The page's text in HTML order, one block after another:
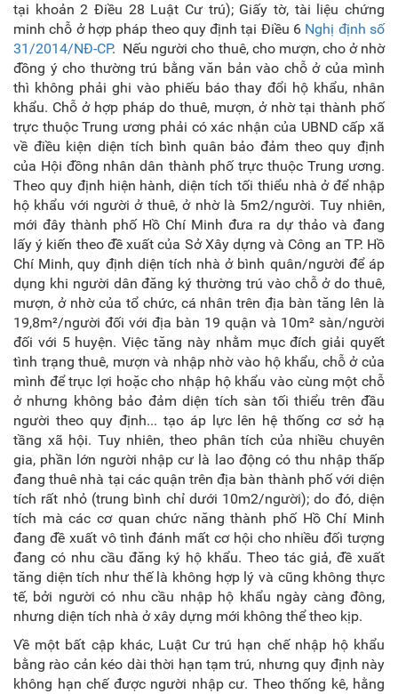
tại khoản 2 Điều 28 Luật Cư trú); Giấy tờ, tài liệu chứng
minh chỗ ở hợp pháp theo quy định tại Điều 6 Nghị định số
31/2014/NĐ-CP. Nếu người cho thuê, cho mượn, cho ở nhờ
đồng ý cho thường trú bằng văn bản vào chỗ ở của mình
thì không phải ghi vào phiếu báo thay đổi hộ khẩu, nhân
khẩu. Chỗ ở hợp pháp do thuê, mượn, ở nhờ tại thành phố
trực thuộc Trung ương phải có xác nhận của UBND cấp xã
về điều kiện diện tích bình quân bảo đảm theo quy định
của Hội đồng nhân dân thành phố trực thuộc Trung ương.
Theo quy định hiện hành, diện tích tối thiểu nhà ở để nhập
hộ khẩu với người ở thuê, ở nhờ là 5m2/người. Tuy nhiên,
mới đây thành phố Hồ Chí Minh đưa ra dự thảo và đang
lấy ý kiến theo đề xuất của Sở Xây dựng và Công an TP. Hồ
Chí Minh, quy định diện tích nhà ở bình quân/người để áp
dụng khi người dân đăng ký thường trú vào chỗ ở do thuê,
mượn, ở nhờ của tổ chức, cá nhân trên địa bàn tăng lên là
19,8m²/người đối với địa bàn 19 quận và 10m² sàn/người
đối với 5 huyện. Việc tăng này nhằm mục đích giải quyết
tình trạng thuê, mượn và nhập nhờ vào hộ khẩu, chỗ ở của
mình để trục lợi hoặc cho nhập hộ khẩu vào cùng một chỗ
ở nhưng không bảo đảm diện tích sàn tối thiểu trên đầu
người theo quy định... tạo áp lực lên hệ thống cơ sở hạ
tầng xã hội. Tuy nhiên, theo phân tích của nhiều chuyên
gia, phần lớn người nhập cư là lao động có thu nhập thấp
đang thuê nhà tại các quận trên địa bàn thành phố với diện
tích rất nhỏ (trung bình chỉ dưới 10m2/người); do đó, diện
tích mà các cơ quan chức năng thành phố Hồ Chí Minh
đang đề xuất vô tình đánh mất cơ hội cho nhiều đối tượng
đang có nhu cầu đăng ký hộ khẩu. Theo tác giả, đề xuất
tăng diện tích như thế là không hợp lý và cũng không thực
tế, bởi người có nhu cầu nhập hộ khẩu ngày càng đông,
nhưng diện tích nhà ở xây dựng mới không thể theo kịp.
Về một bất cập khác, Luật Cư trú hạn chế nhập hộ khẩu
bằng rào cản kéo dài thời hạn tạm trú, nhưng quy định này
không hạn chế được người nhập cư. Theo thống kê, hằng